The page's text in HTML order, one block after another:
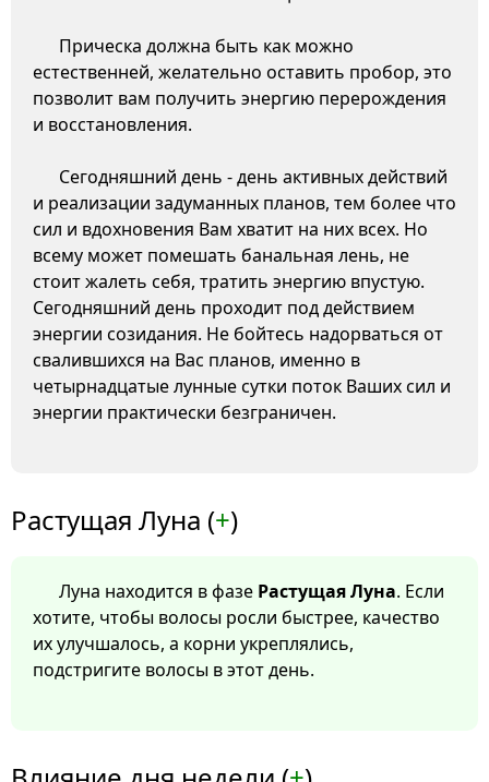
Прическа должна быть как можно
естественней, желательно оставить пробор, это
позволит вам получить энергию перерождения
и восстановления.
Сегодняшний день - день активных действий
и реализации задуманных планов, тем более что
сил и вдохновения Вам хватит на них всех. Но
всему может помешать банальная лень, не
стоит жалеть себя, тратить энергию впустую.
Сегодняшний день проходит под действием
энергии созидания. Не бойтесь надорваться от
свалившихся на Вас планов, именно в
четырнадцатые лунные сутки поток Ваших сил и
энергии практически безграничен.
Растущая Луна (+)
Луна находится в фазе Растущая Луна. Если
хотите, чтобы волосы росли быстрее, качество
их улучшалось, а корни укреплялись,
подстригите волосы в этот день.